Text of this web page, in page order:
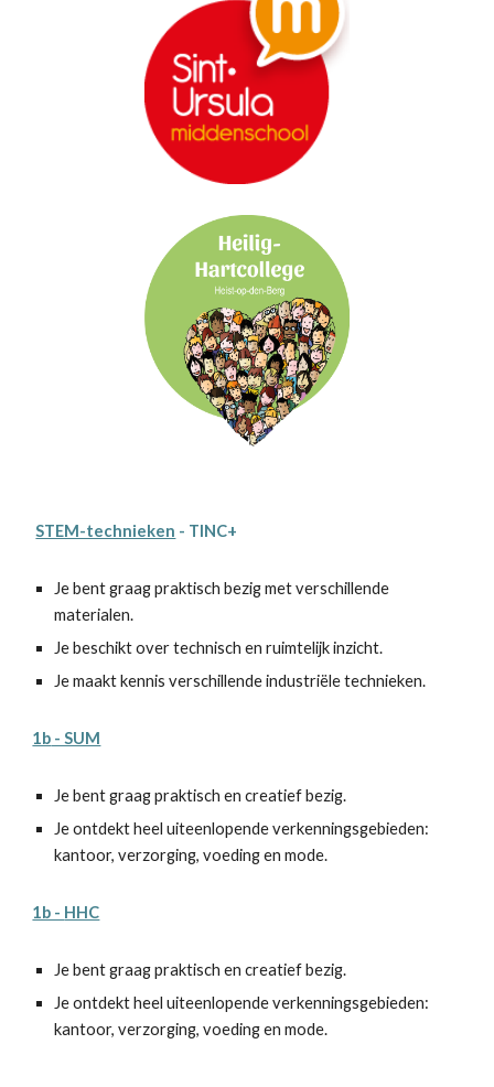
STEM-technieken - TINC+
Je bent graag praktisch bezig met verschillende
materialen.
Je beschikt over technisch en ruimtelijk inzicht.
Je maakt kennis verschillende industriële technieken.
1b - SUM
Je bent graag praktisch en creatief bezig.
Je ontdekt heel uiteenlopende verkenningsgebieden:
kantoor, verzorging, voeding en mode.
1b - HHC
Je bent graag praktisch en creatief bezig.
Je ontdekt heel uiteenlopende verkenningsgebieden:
kantoor, verzorging, voeding en mode.